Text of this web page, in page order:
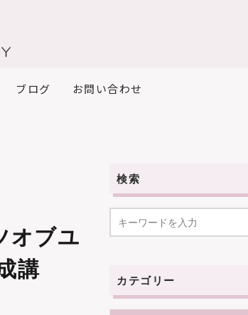
ブログ お問い合わせ
オブユ
講
検索
カテゴリー